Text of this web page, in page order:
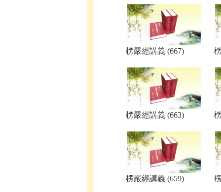
楞嚴經講義 (667)
楞嚴經講義 (663)
楞嚴經講義 (659)